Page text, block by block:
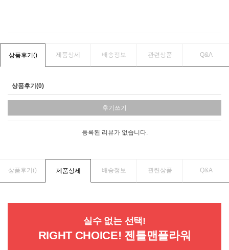
상품후기() 제품상세 배송정보 관련상품 Q&A
상품후기(0)
후기쓰기
등록된 리뷰가 없습니다.
상품후기() 제품상세 배송정보 관련상품 Q&A
실수 없는 선택!
RIGHT CHOICE! 젠틀맨플라워